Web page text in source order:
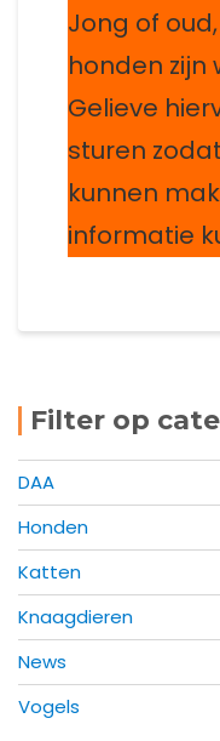
Jong of
honden zijn
Gelieve
sturen
kunnen
informatie
Filter op
DAA
Honden
Katten
Knaagdieren
News
Vogels